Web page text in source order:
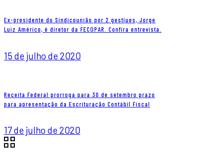
Ex-presidente do Sindicounião por 2 gestíµes, Jorge
Luiz Américo, é diretor da FECOPAR. Confira entrevista.
15 de julho de 2020
Receita Federal prorroga para 30 de setembro prazo
para apresentação da Escrituração Contábil Fiscal
17 de julho de 2020